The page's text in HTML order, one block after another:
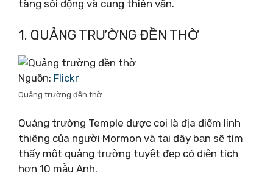
tàng sôi động và cung thiên văn.
1. QUẢNG TRƯỜNG ĐỀN THỜ
Nguồn: Flickr
Quảng trường đền thờ
Quảng trường Temple được coi là địa điểm linh
thiêng của người Mormon và tại đây bạn sẽ tìm
thấy một quảng trường tuyệt đẹp có diện tích
hơn 10 mẫu Anh.